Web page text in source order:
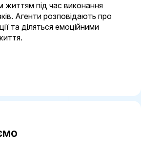
життям під час виконання
Агенти розповідають про
та діляться емоційними